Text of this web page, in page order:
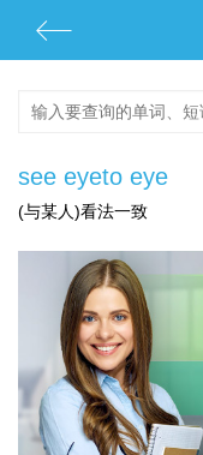
see eyeto eye
(与某人)看法一致